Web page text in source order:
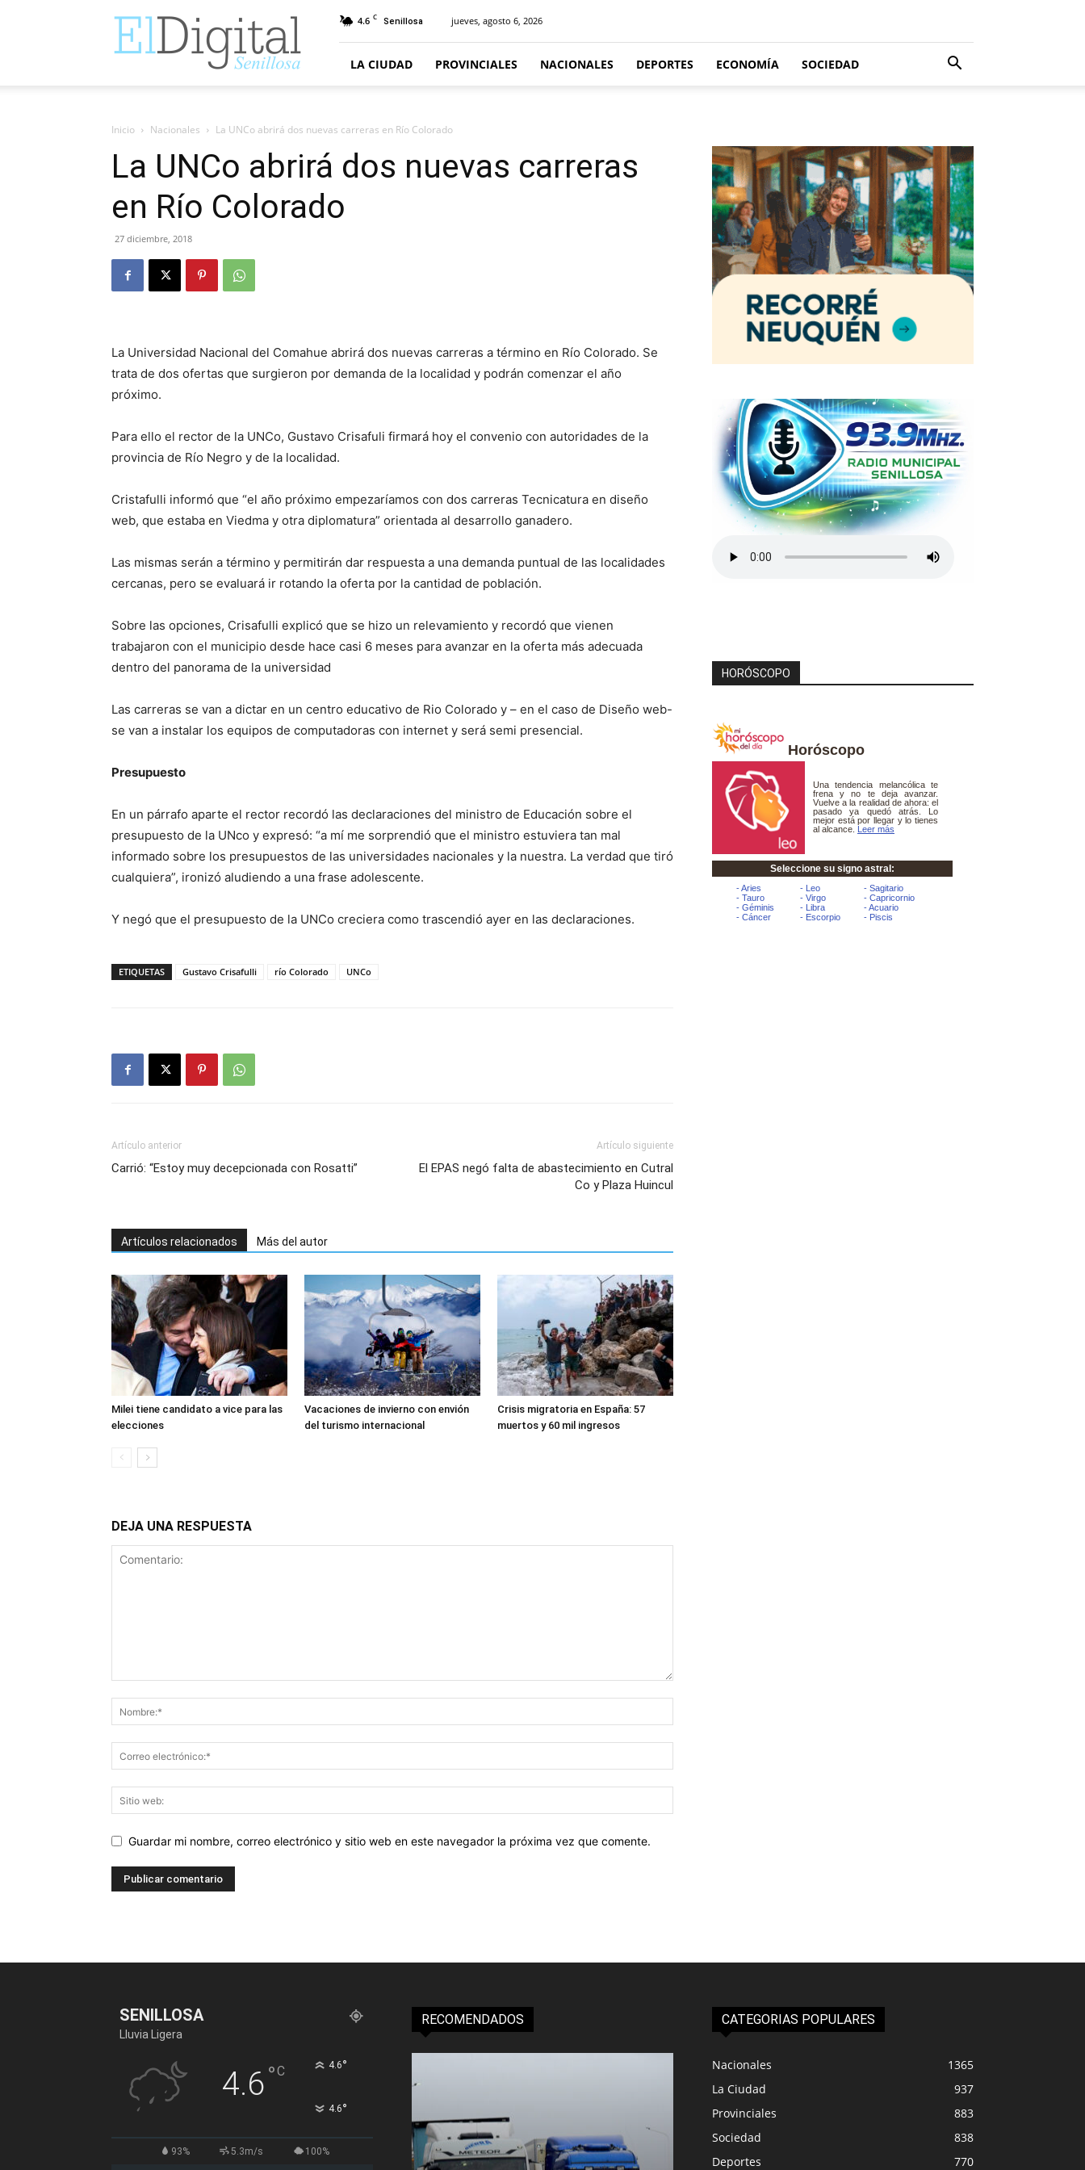
4.6 C Senillosa jueves, agosto 6, 2026
LA CIUDAD PROVINCIALES NACIONALES DEPORTES ECONOMÍA SOCIEDAD
Inicio Nacionales La UNCo abrirá dos nuevas carreras en Río Colorado
La UNCo abrirá dos nuevas carreras
en Río Colorado
27 diciembre, 2018
La Universidad Nacional del Comahue abrirá dos nuevas carreras a término en Río Colorado. Se
trata de dos ofertas que surgieron por demanda de la localidad y podrán comenzar el año
próximo.
Para ello el rector de la UNCo, Gustavo Crisafuli firmará hoy el convenio con autoridades de la
provincia de Río Negro y de la localidad.
Cristafulli informó que “el año próximo empezaríamos con dos carreras Tecnicatura en diseño
web, que estaba en Viedma y otra diplomatura” orientada al desarrollo ganadero.
Las mismas serán a término y permitirán dar respuesta a una demanda puntual de las localidades
cercanas, pero se evaluará ir rotando la oferta por la cantidad de población.
Sobre las opciones, Crisafulli explicó que se hizo un relevamiento y recordó que vienen
trabajaron con el municipio desde hace casi 6 meses para avanzar en la oferta más adecuada
dentro del panorama de la universidad
Las carreras se van a dictar en un centro educativo de Rio Colorado y – en el caso de Diseño web-
se van a instalar los equipos de computadoras con internet y será semi presencial.
Presupuesto
En un párrafo aparte el rector recordó las declaraciones del ministro de Educación sobre el
presupuesto de la UNco y expresó: “a mí me sorprendió que el ministro estuviera tan mal
informado sobre los presupuestos de las universidades nacionales y la nuestra. La verdad que tiró
cualquiera”, ironizó aludiendo a una frase adolescente.
Y negó que el presupuesto de la UNCo creciera como trascendió ayer en las declaraciones.
ETIQUETAS Gustavo Crisafulli río Colorado UNCo
Artículo anterior
Carrió: “Estoy muy decepcionada con Rosatti”
Artículo siguiente
El EPAS negó falta de abastecimiento en Cutral
Co y Plaza Huincul
Artículos relacionados Más del autor
Milei tiene candidato a vice para las
elecciones
Vacaciones de invierno con envión
del turismo internacional
Crisis migratoria en España: 57
muertos y 60 mil ingresos
DEJA UNA RESPUESTA
Guardar mi nombre, correo electrónico y sitio web en este navegador la próxima vez que comente.
HORÓSCOPO
Horóscopo
SENILLOSA
Lluvia Ligera
4.6°C 4.6°
4.6°
93% 5.3m/s 100%
RECOMENDADOS CATEGORIAS POPULARES
Nacionales
1365
La Ciudad
937
Provinciales
883
Sociedad
838
Deportes
770